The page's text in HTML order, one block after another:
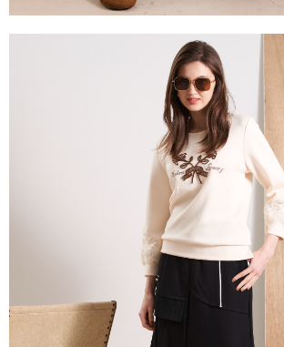
５．嚴禁一人註冊多個帳號或使用他人資訊註冊。若